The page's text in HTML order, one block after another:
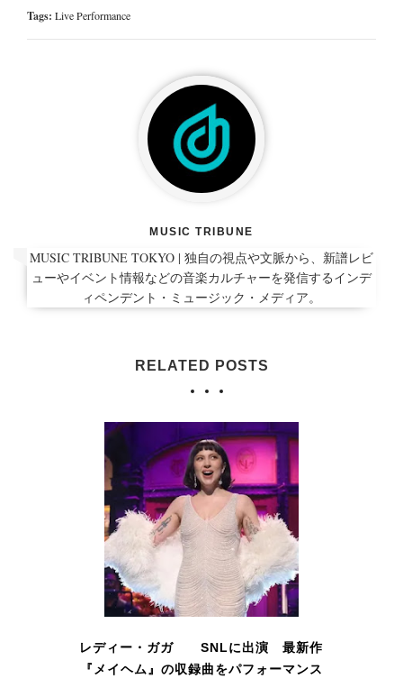
Tags: Live Performance
MUSIC TRIBUNE
MUSIC TRIBUNE TOKYO | 独自の視点や文脈から、新譜レビ
ューやイベント情報などの音楽カルチャーを発信するインデ
ィペンデント・ミュージック・メディア。
RELATED POSTS
レディー・ガガ SNLに出演 最新作
『メイヘム』の収録曲をパフォーマンス